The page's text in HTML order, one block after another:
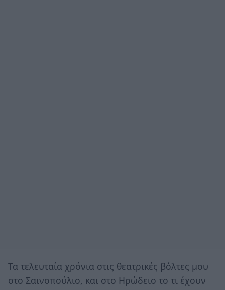
Τα τελευταία χρόνια στις θεατρικές βόλτες μου
στο Σαινοπούλιο, και στο Ηρώδειο το τι έχουν